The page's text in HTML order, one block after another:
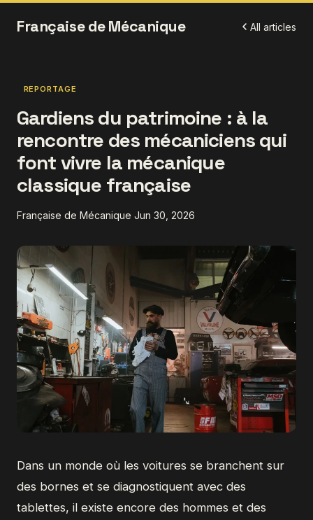
Française de Mécanique All articles
REPORTAGE
Gardiens du patrimoine : à la
rencontre des mécaniciens qui
font vivre la mécanique
classique française
Française de Mécanique Jun 30, 2026
Dans un monde où les voitures se branchent sur
des bornes et se diagnostiquent avec des
tablettes, il existe encore des hommes et des